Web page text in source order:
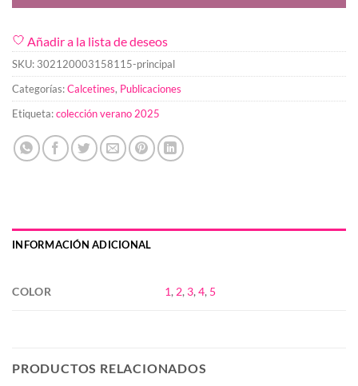
Añadir a la lista de deseos
SKU: 302120003158115-principal
Categorías:Calcetines, Publicaciones
Etiqueta:colección verano 2025
INFORMACIÓN ADICIONAL
COLOR 1, 2, 3,4, 5
PRODUCTOS RELACIONADOS